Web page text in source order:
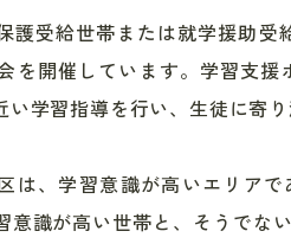
護受給世帯または就学援助
を開催しています。学習支
学習指導を行い、生徒に寄
は、学習意識が高いエリア
意識が高い世帯と、そうでな